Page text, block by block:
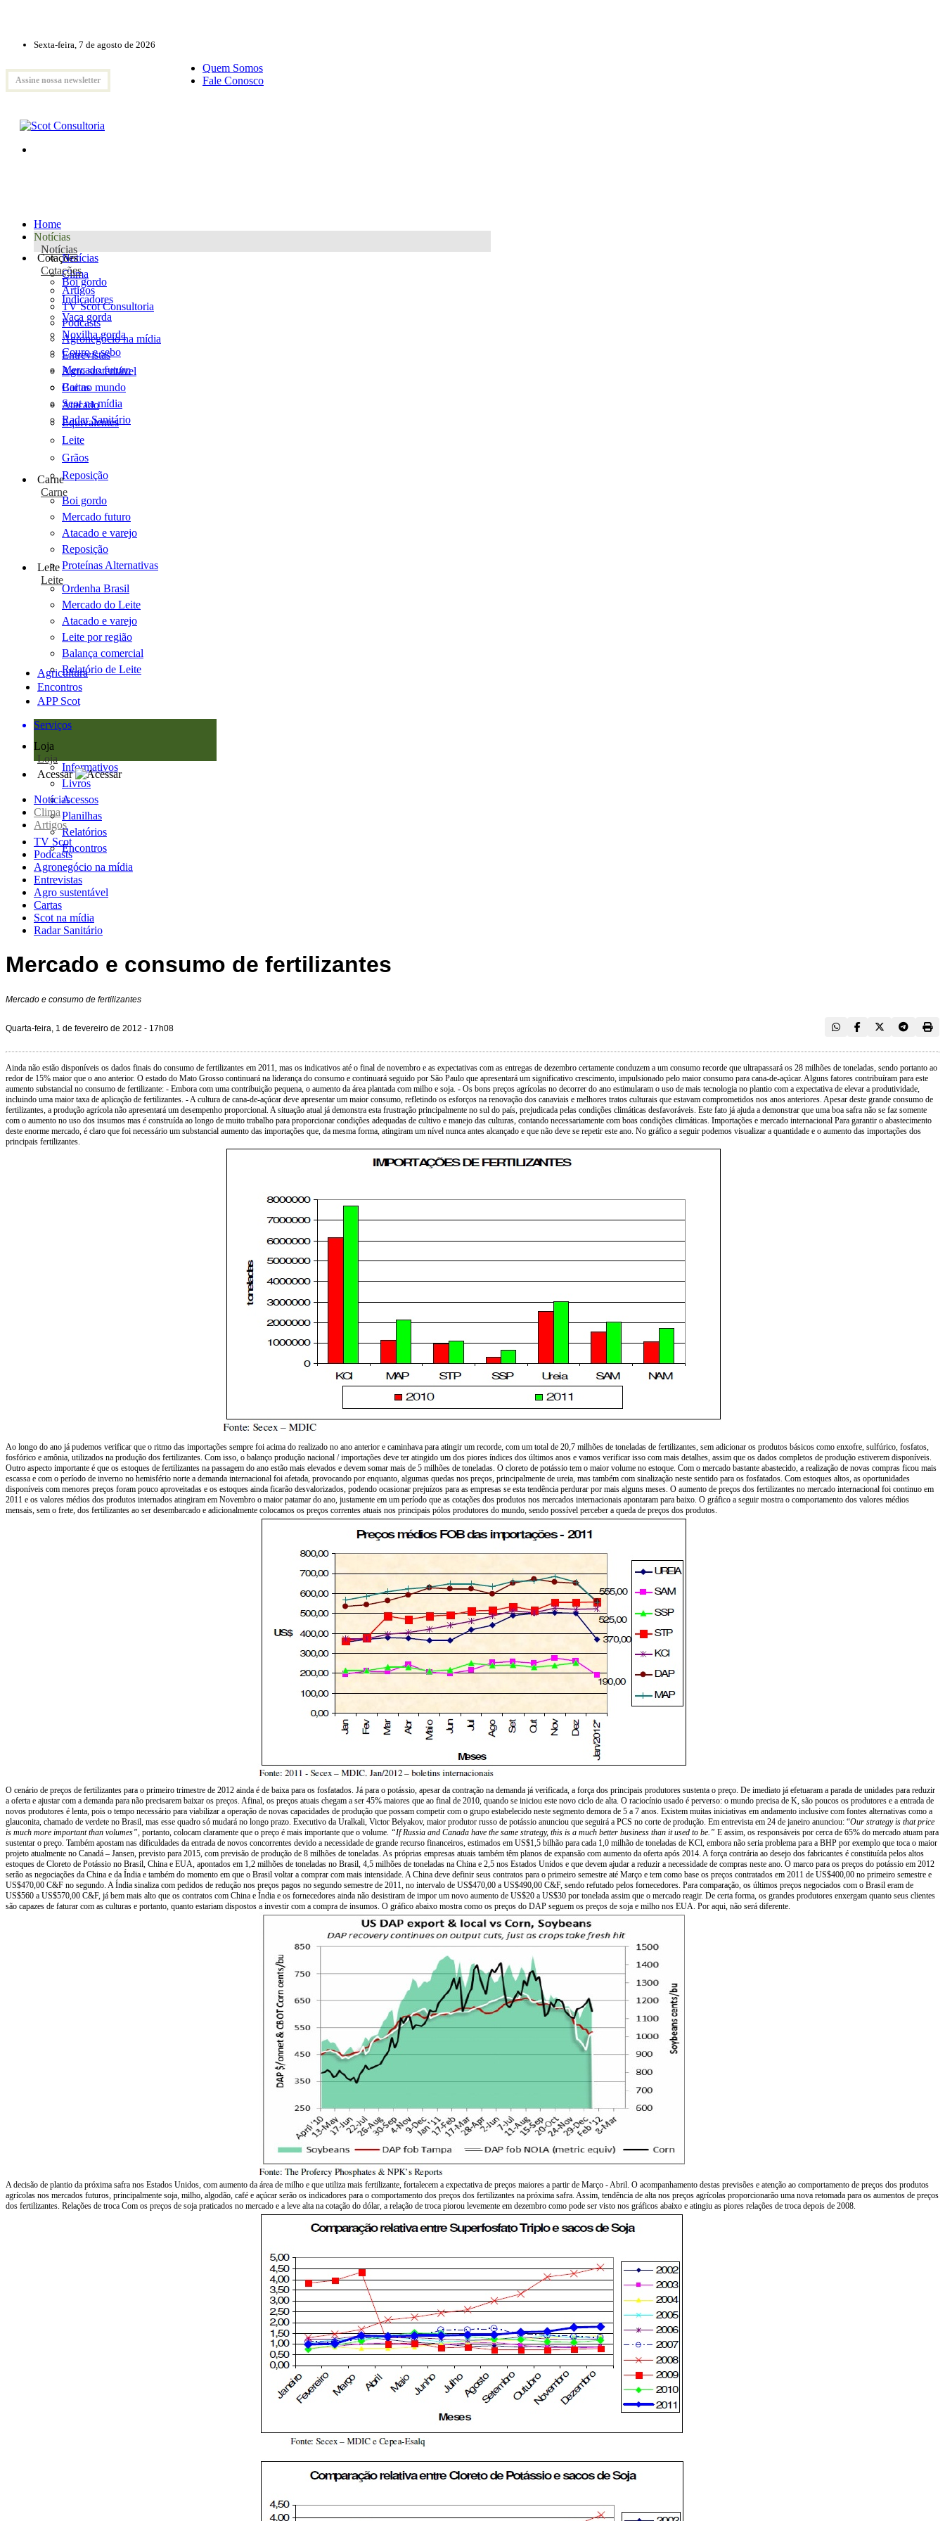
Sexta-feira, 7 de agosto de 2026
Assine nossa newsletter
Quem Somos
Fale Conosco
Home
Notícias
Notícias
Notícias
Clima
Artigos
TV Scot Consultoria
Podcasts
Agronegócio na mídia
Entrevistas
Agro sustentável
Cartas
Scot na mídia
Radar Sanitário
Cotações
Cotações
Boi gordo
Indicadores
Vaca gorda
Novilha gorda
Couro e sebo
Mercado futuro
Boi no mundo
Atacado
Equivalentes
Leite
Grãos
Reposição
Carne
Carne
Boi gordo
Mercado futuro
Atacado e varejo
Reposição
Proteínas Alternativas
Leite
Leite
Ordenha Brasil
Mercado do Leite
Atacado e varejo
Leite por região
Balança comercial
Relatório de Leite
Agricultura
Encontros
APP Scot
Serviços
Loja
Loja
Informativos
Livros
Acessos
Planilhas
Relatórios
Encontros
Acessar
Notícias
Clima
Artigos
TV Scot
Podcasts
Agronegócio na mídia
Entrevistas
Agro sustentável
Cartas
Scot na mídia
Radar Sanitário
Mercado e consumo de fertilizantes
Mercado e consumo de fertilizantes
Quarta-feira, 1 de fevereiro de 2012 - 17h08
Ainda não estão disponíveis os dados finais do consumo de fertilizantes em 2011, mas os indicativos até o final de novembro e as expectativas com as entregas de dezembro certamente conduzem a um consumo recorde que ultrapassará os 28 milhões de toneladas, sendo portanto ao
redor de 15% maior que o ano anterior. O estado do Mato Grosso continuará na liderança do consumo e continuará seguido por São Paulo que apresentará um significativo crescimento, impulsionado pelo maior consumo para cana-de-açúcar. Alguns fatores contribuíram para este
aumento substancial no consumo de fertilizante: - Embora com uma contribuição pequena, o aumento da área plantada com milho e soja. - Os bons preços agrícolas no decorrer do ano estimularam o uso de mais tecnologia no plantio com a expectativa de elevar a produtividade,
incluindo uma maior taxa de aplicação de fertilizantes. - A cultura de cana-de-açúcar deve apresentar um maior consumo, refletindo os esforços na renovação dos canaviais e melhores tratos culturais que estavam comprometidos nos anos anteriores. Apesar deste grande consumo de
fertilizantes, a produção agrícola não apresentará um desempenho proporcional. A situação atual já demonstra esta frustração principalmente no sul do país, prejudicada pelas condições climáticas desfavoráveis. Este fato já ajuda a demonstrar que uma boa safra não se faz somente
com o aumento no uso dos insumos mas é construída ao longo de muito trabalho para proporcionar condições adequadas de cultivo e manejo das culturas, contando necessariamente com boas condições climáticas. Importações e mercado internacional Para garantir o abastecimento
deste enorme mercado, é claro que foi necessário um substancial aumento das importações que, da mesma forma, atingiram um nível nunca antes alcançado e que não deve se repetir este ano. No gráfico a seguir podemos visualizar a quantidade e o aumento das importações dos
principais fertilizantes.
Ao longo do ano já pudemos verificar que o ritmo das importações sempre foi acima do realizado no ano anterior e caminhava para atingir um recorde, com um total de 20,7 milhões de toneladas de fertilizantes, sem adicionar os produtos básicos como enxofre, sulfúrico, fosfatos,
fosfórico e amônia, utilizados na produção dos fertilizantes. Com isso, o balanço produção nacional / importações deve ter atingido um dos piores índices dos últimos anos e vamos verificar isso com mais detalhes, assim que os dados completos de produção estiverem disponíveis.
Outro aspecto importante é que os estoques de fertilizantes na passagem do ano estão mais elevados e devem somar mais de 5 milhões de toneladas. O cloreto de potássio tem o maior volume no estoque. Com o mercado bastante abastecido, a realização de novas compras ficou mais
escassa e com o período de inverno no hemisfério norte a demanda internacional foi afetada, provocando por enquanto, algumas quedas nos preços, principalmente de ureia, mas também com sinalização neste sentido para os fosfatados. Com estoques altos, as oportunidades
disponíveis com menores preços foram pouco aproveitadas e os estoques ainda ficarão desvalorizados, podendo ocasionar prejuízos para as empresas se esta tendência perdurar por mais alguns meses. O aumento de preços dos fertilizantes no mercado internacional foi continuo em
2011 e os valores médios dos produtos internados atingiram em Novembro o maior patamar do ano, justamente em um período que as cotações dos produtos nos mercados internacionais apontaram para baixo. O gráfico a seguir mostra o comportamento dos valores médios
mensais, sem o frete, dos fertilizantes ao ser desembarcado e adicionalmente colocamos os preços correntes atuais nos principais pólos produtores do mundo, sendo possível perceber a queda de preços dos produtos.
O cenário de preços de fertilizantes para o primeiro trimestre de 2012 ainda é de baixa para os fosfatados. Já para o potássio, apesar da contração na demanda já verificada, a força dos principais produtores sustenta o preço. De imediato já efetuaram a parada de unidades para reduzir
a oferta e ajustar com a demanda para não precisarem baixar os preços. Afinal, os preços atuais chegam a ser 45% maiores que ao final de 2010, quando se iniciou este novo ciclo de alta. O raciocínio usado é perverso: o mundo precisa de K, são poucos os produtores e a entrada de
novos produtores é lenta, pois o tempo necessário para viabilizar a operação de novas capacidades de produção que possam competir com o grupo estabelecido neste segmento demora de 5 a 7 anos. Existem muitas iniciativas em andamento inclusive com fontes alternativas como a
glauconita, chamado de verdete no Brasil, mas esse quadro só mudará no longo prazo. Executivo da Uralkali, Victor Belyakov, maior produtor russo de potássio anunciou que seguirá a PCS no corte de produção. Em entrevista em 24 de janeiro anunciou: “Our strategy is that price
is much more important than volumes”, portanto, colocam claramente que o preço é mais importante que o volume. “If Russia and Canada have the same strategy, this is a much better business than it used to be.” E assim, os responsáveis por cerca de 65% do mercado atuam para
sustentar o preço. Também apostam nas dificuldades da entrada de novos concorrentes devido a necessidade de grande recurso financeiros, estimados em US$1,5 bilhão para cada 1,0 milhão de toneladas de KCl, embora não seria problema para a BHP por exemplo que toca o maior
projeto atualmente no Canadá – Jansen, previsto para 2015, com previsão de produção de 8 milhões de toneladas. As próprias empresas atuais também têm planos de expansão com aumento da oferta após 2014. A força contrária ao desejo dos fabricantes é constituída pelos altos
estoques de Cloreto de Potássio no Brasil, China e EUA, apontados em 1,2 milhões de toneladas no Brasil, 4,5 milhões de toneladas na China e 2,5 nos Estados Unidos e que devem ajudar a reduzir a necessidade de compras neste ano. O marco para os preços do potássio em 2012
serão as negociações da China e da Índia e também do momento em que o Brasil voltar a comprar com mais intensidade. A China deve definir seus contratos para o primeiro semestre até Março e tem como base os preços contratados em 2011 de US$400,00 no primeiro semestre e
US$470,00 C&F no segundo. A Índia sinaliza com pedidos de redução nos preços pagos no segundo semestre de 2011, no intervalo de US$470,00 a US$490,00 C&F, sendo refutado pelos fornecedores. Para comparação, os últimos preços negociados com o Brasil eram de
US$560 a US$570,00 C&F, já bem mais alto que os contratos com China e Índia e os fornecedores ainda não desistiram de impor um novo aumento de US$20 a US$30 por tonelada assim que o mercado reagir. De certa forma, os grandes produtores enxergam quanto seus clientes
são capazes de faturar com as culturas e portanto, quanto estariam dispostos a investir com a compra de insumos. O gráfico abaixo mostra como os preços do DAP seguem os preços de soja e milho nos EUA. Por aqui, não será diferente.
A decisão de plantio da próxima safra nos Estados Unidos, com aumento da área de milho e que utiliza mais fertilizante, fortalecem a expectativa de preços maiores a partir de Março - Abril. O acompanhamento destas previsões e atenção ao comportamento de preços dos produtos
agrícolas nos mercados futuros, principalmente soja, milho, algodão, café e açúcar serão os indicadores para o comportamento dos preços dos fertilizantes na próxima safra. Assim, tendência de alta nos preços agrícolas proporcionarão uma nova retomada para os aumentos de preços
dos fertilizantes. Relações de troca Com os preços de soja praticados no mercado e a leve alta na cotação do dólar, a relação de troca piorou levemente em dezembro como pode ser visto nos gráficos abaixo e atingiu as piores relações de troca depois de 2008.